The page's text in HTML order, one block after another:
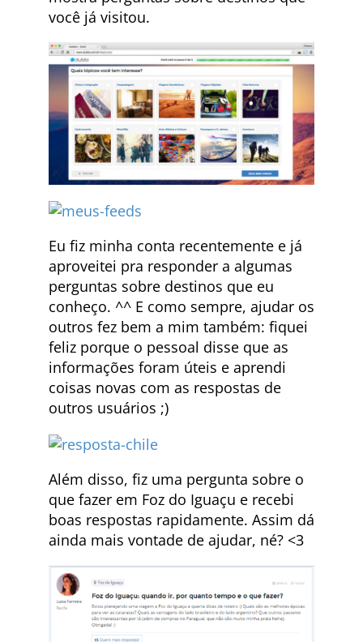
você já visitou.
Eu fiz minha conta recentemente e já
aproveitei pra responder a algumas
perguntas sobre destinos que eu
conheço. ^^ E como sempre, ajudar os
outros fez bem a mim também: fiquei
feliz porque o pessoal disse que as
informações foram úteis e aprendi
coisas novas com as respostas de
outros usuários ;)
Além disso, fiz uma pergunta sobre o
que fazer em Foz do Iguaçu e recebi
boas respostas rapidamente. Assim dá
ainda mais vontade de ajudar, né? <3